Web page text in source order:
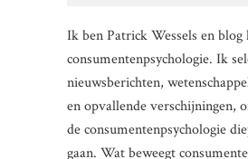
Ik ben Patrick Wessels en
consumentenpsychologie. Ik
nieuwsberichten,
en opvallende verschijningen,
de consumentenpsychologie
gaan. Wat beweegt